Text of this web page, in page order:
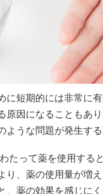
に短期的には非常に
原因になることもあ
うな問題が発生する
たって薬を使用する
り、薬の使用量が増
、薬の効果を感じに